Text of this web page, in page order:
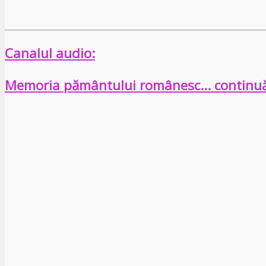
Canalul audio:
Memoria pământului românesc…